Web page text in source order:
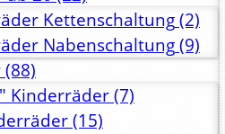
Kettenschaltung(2)
Nabenschaltung(9)
(88)
Kinderräder(7)
(15)